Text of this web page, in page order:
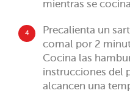
mientras se
4
Precalienta un
comal por 2
Cocina las
instrucciones del
alcancen una